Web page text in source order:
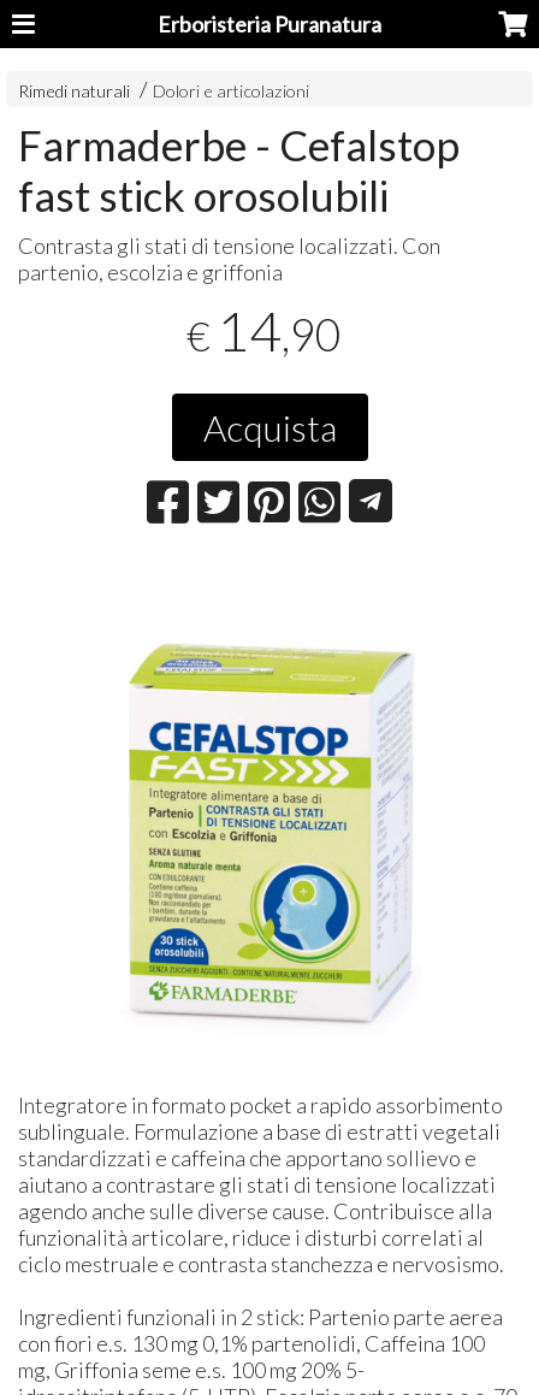
Erboristeria Puranatura
Rimedi naturali Dolori e articolazioni
Farmaderbe - Cefalstop
fast stick orosolubili
Contrasta gli stati di tensione localizzati. Con
partenio, escolzia e griffonia
€ 14,90
Acquista
Integratore in formato pocket a rapido assorbimento
sublinguale. Formulazione a base di estratti vegetali
standardizzati e caffeina che apportano sollievo e
aiutano a contrastare gli stati di tensione localizzati
agendo anche sulle diverse cause. Contribuisce alla
funzionalità articolare, riduce i disturbi correlati al
ciclo mestruale e contrasta stanchezza e nervosismo.
​Ingredienti funzionali in 2 stick: Partenio parte aerea
con fiori e.s. 130 mg 0,1% partenolidi, Caffeina 100
mg, Griffonia seme e.s. 100 mg 20% 5-